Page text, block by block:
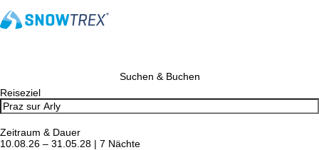
Suchen & Buchen
Reiseziel
Zeitraum & Dauer
10.08.26 – 31.05.28 | 7 Nächte